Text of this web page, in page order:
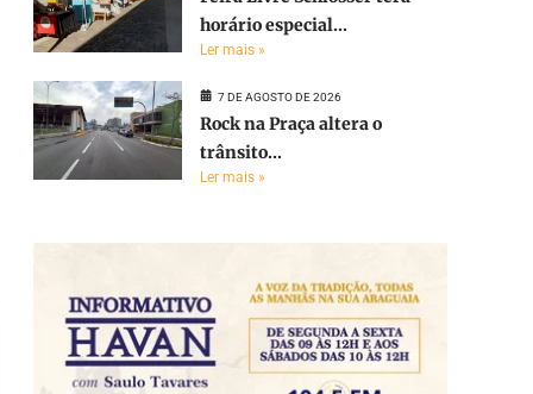
horário especial...
Ler mais »
7 DE AGOSTO DE 2026
Rock na Praça altera o
trânsito...
Ler mais »